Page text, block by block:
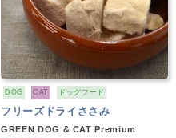
DOG CAT ドッグフード
フリーズドライささみ
GREEN DOG & CAT Premium